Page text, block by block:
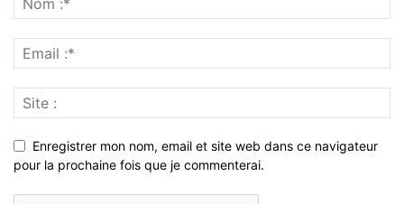
Enregistrer mon nom, email et site web dans ce navigateur
pour la prochaine fois que je commenterai.